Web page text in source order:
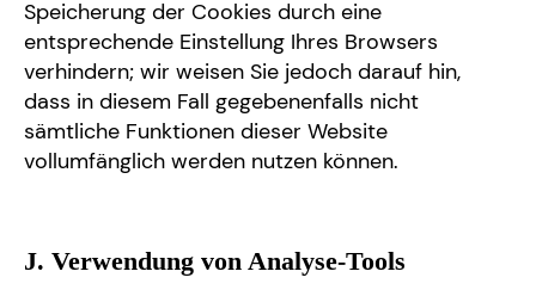
Speicherung der Cookies durch eine
entsprechende Einstellung Ihres Browsers
verhindern; wir weisen Sie jedoch darauf hin,
dass in diesem Fall gegebenenfalls nicht
sämtliche Funktionen dieser Website
vollumfänglich werden nutzen können.
J. Verwendung von Analyse-Tools